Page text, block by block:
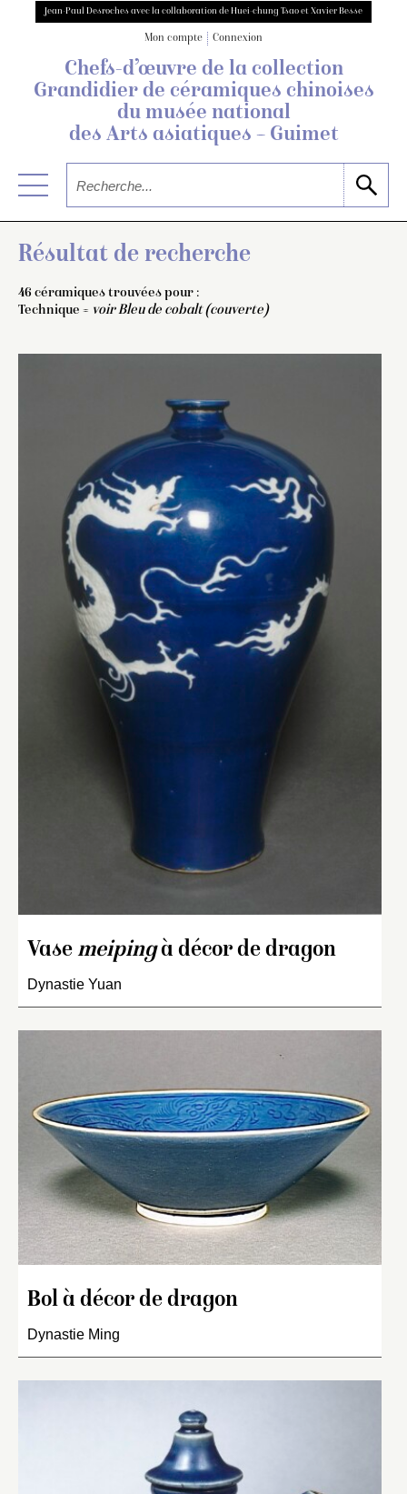
Jean-Paul Desroches avec la collaboration de Huei-chung Tsao et Xavier Besse
Mon compte Connexion
Chefs-d’œuvre de la collection
Grandidierde céramiques chinoises
du musée national
des Arts asiatiques – Guimet
Résultat de recherche
46 céramiques trouvées pour :
Technique = voir Bleu de cobalt (couverte)
Vase meipingà décor de dragon
Dynastie Yuan
Bol à décor de dragon
Dynastie Ming